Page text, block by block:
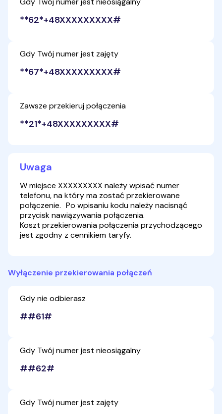
**62*+48XXXXXXXXX#
Gdy Twój numer jest zajęty
**67*+48XXXXXXXXX#
Zawsze przekieruj połączenia
**21*+48XXXXXXXXX#
Uwaga
W miejsce XXXXXXXXX należy wpisać numer
telefonu, na który ma zostać przekierowane
połączenie. Po wpisaniu kodu należy nacisnąć
przycisk nawiązywania połączenia.
Koszt przekierowania połączenia przychodzącego
jest zgodny z cennikiem taryfy.
Wyłączenie przekierowania połączeń
Gdy nie odbierasz
##61#
Gdy Twój numer jest nieosiągalny
##62#
Gdy Twój numer jest zajęty